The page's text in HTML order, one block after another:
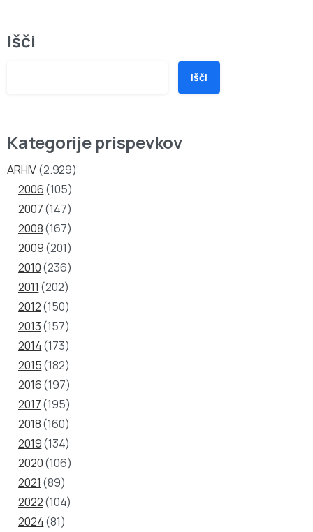
Išči
Išči
Kategorije prispevkov
ARHIV(2.929)
2006(105)
2007(147)
2008(167)
2009(201)
2010(236)
2011 (202)
2012(150)
2013(157)
2014(173)
2015(182)
2016(197)
2017(195)
2018(160)
2019(134)
2020(106)
2021 (89)
2022(104)
2024(81)